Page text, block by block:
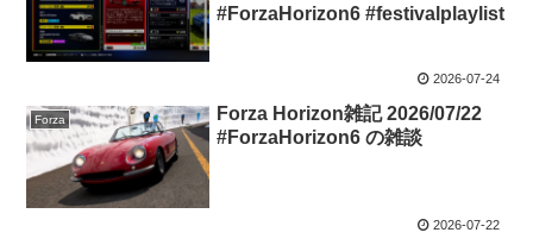
#ForzaHorizon6 #festivalplaylist
2026-07-24
Forza
Forza Horizon雑記 2026/07/22
#ForzaHorizon6 の雑談
2026-07-22